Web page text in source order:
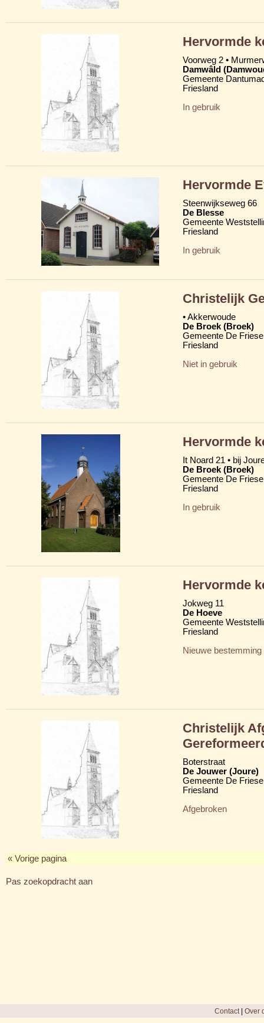
Hervormde
Voorweg 2 •
Damwâld
Gemeente
Friesland
In gebruik
Hervormde
Steenwijkseweg 66
De Blesse
Gemeente
Friesland
In gebruik
Christelijk
• Akkerwoude
De Broek (Broek)
Gemeente De
Friesland
Niet in gebruik
Hervormde
It Noard 21 • bij
De Broek (Broek)
Gemeente De
Friesland
In gebruik
Hervormde
Jokweg 11
De Hoeve
Gemeente
Friesland
Nieuwe bestemming
Christelijk
Boterstraat
De Jouwer (Joure)
Gemeente De
Friesland
Afgebroken
« Vorige pagina
Pas zoekopdracht aan
Contact| Over